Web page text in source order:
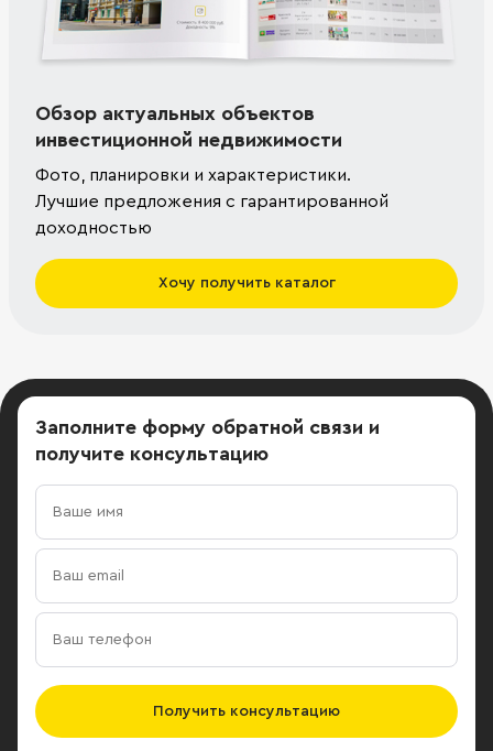
Обзор актуальных объектов
инвестиционной недвижимости
Фото, планировки и характеристики.
Лучшие предложения с гарантированной
доходностью
Хочу получить каталог
Заполните форму обратной связи и
получите консультацию
Получить консультацию